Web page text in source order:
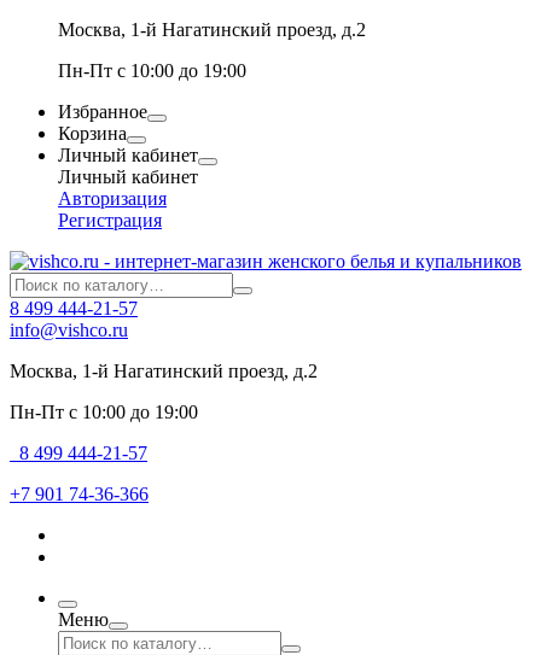
Москва, 1-й Нагатинский проезд, д.2
Пн-Пт с 10:00 до 19:00
Избранное
Корзина
Личный кабинет
Личный кабинет
Авторизация
Регистрация
8 499 444-21-57
info@vishco.ru
Москва, 1-й Нагатинский проезд, д.2
Пн-Пт с 10:00 до 19:00
8 499 444-21-57
+7 901 74-36-366
Меню